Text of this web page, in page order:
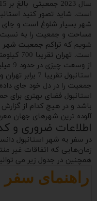
است. شاید تصور کنید
شهر بسیار شلوغ است و جای
مساحت و جمعیت را به نسبت
شویم که تراکم جمعیت شهر
است.
از
استانبول تقریبا
جمعیت را در دل خود جای
استانبول فضای بهتری
باشد و در هیچ کدام از
آلوده ترین شهرهای جهان
اطلاعات ضروری و
در سفر به شهر استانبول
زمان‌هایی که اتفاقات غیر
همچنین در جدول زیر می
راهنمای سفر